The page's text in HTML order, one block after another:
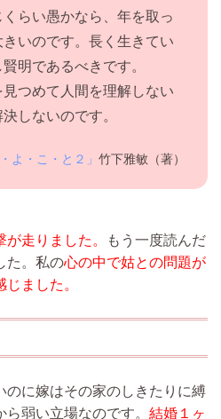
らい愚かなら、年を取っ
いのです。長く生きてい
明であるべきです。
つめて人間を理解しない
しないのです。
・よ・こ・と２」 竹下雅敏（著）
走りました。
もう一度読んだ
た。私の心の中で姑との問題が
ました。
のに嫁はその家のしきたりに縛
弱い立場なのです。 結婚１ヶ